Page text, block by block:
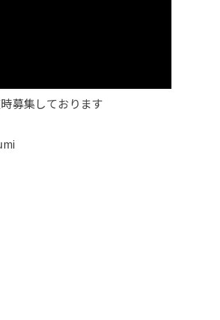
募集しております